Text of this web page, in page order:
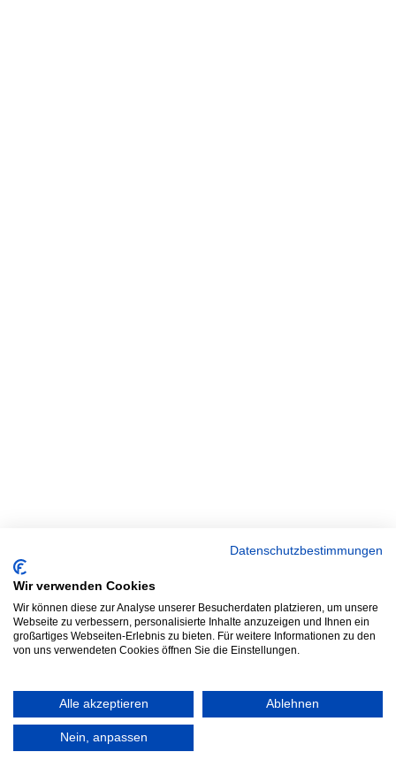
Datenschutzbestimmungen
Wir verwenden Cookies
Wir können diese zur Analyse unserer Besucherdaten platzieren, um unsere
Webseite zu verbessern, personalisierte Inhalte anzuzeigen und Ihnen ein
großartiges Webseiten-Erlebnis zu bieten. Für weitere Informationen zu den
von uns verwendeten Cookies öffnen Sie die Einstellungen.
Alle akzeptieren Ablehnen
Nein, anpassen